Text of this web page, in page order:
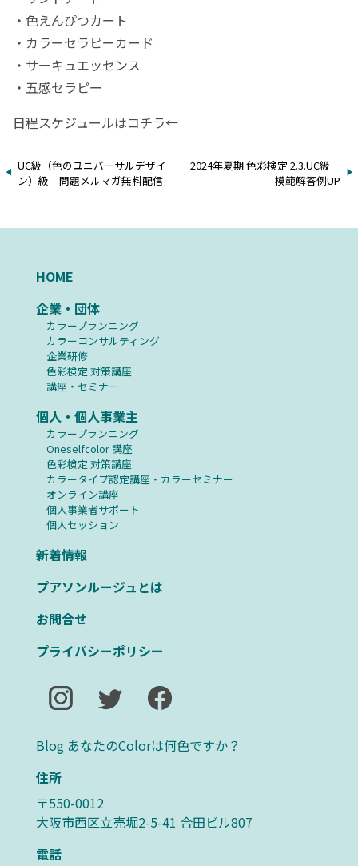
・色えんぴつカート
・カラーセラピーカード
・サーキュエッセンス
・五感セラピー
日程スケジュールはコチラ←
UC級（色のユニバーサルデザイ
ン）級 問題メルマガ無料配信
2024年夏期 色彩検定 2.3.UC級
模範解答例UP
HOME
企業・団体
カラープランニング
カラーコンサルティング
企業研修
⾊彩検定 対策講座
講座・セミナー
個人・個人事業主
カラープランニング
Oneselfcolor 講座
⾊彩検定 対策講座
カラータイプ認定講座・カラーセミナー
オンライン講座
個人事業者サポート
個人セッション
新着情報
プアソンルージュとは
お問合せ
プライバシーポリシー
Blog あなたのColorは何色ですか？
住所
〒550-0012
大阪市西区立売堀2-5-41 合田ビル807
電話